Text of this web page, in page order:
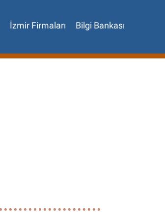
İzmir Firmaları Bilgi Bankası